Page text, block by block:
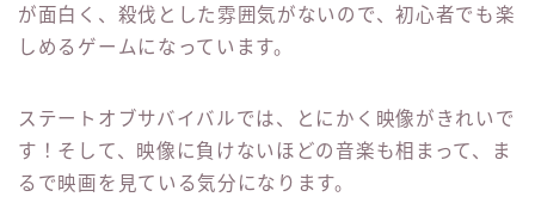
が面白く、殺伐とした雰囲気がないので、初心者でも楽
しめるゲームになっています。
ステートオブサバイバルでは、とにかく映像がきれいで
す！そして、映像に負けないほどの音楽も相まって、ま
るで映画を見ている気分になります。